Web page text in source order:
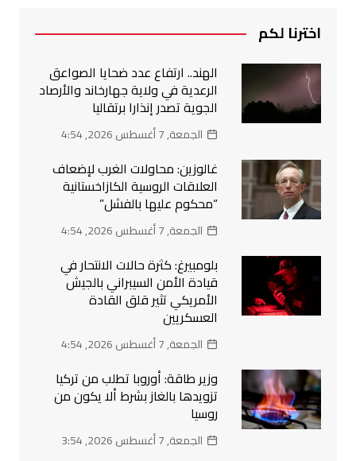
اخترنا لكم
الهند.. ارتفاع عدد ضحايا الصواعق
الرعدية في ولاية جهارخاند والأرصاد
الجوية تصدر إنذارا برتقاليا
الجمعة, 7 أغسطس 2026, 4:54
غالوزين: محاولات الغرب لإضعاف
العلاقات الروسية الكازاخستانية
“محكوم عليها بالفشل”
الجمعة, 7 أغسطس 2026, 4:54
بلومبيرغ: كثرة حالات الانتحار في
قيادة الأمن السيبراني بالجيش
الأمريكي تثير قلق القادة
العسكريين
الجمعة, 7 أغسطس 2026, 4:54
وزير طاقة: أوروبا تطلب من تركيا
تزويدها بالغاز بشرط ألا يكون من
روسيا
الجمعة, 7 أغسطس 2026, 3:54